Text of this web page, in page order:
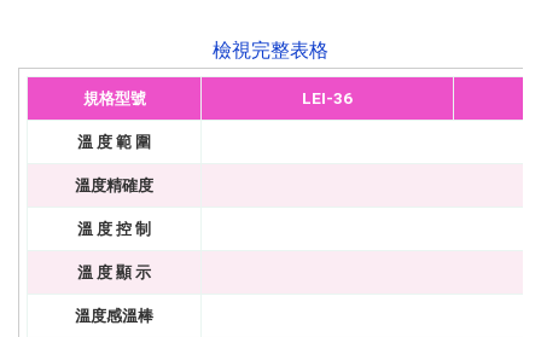
檢視完整表格
規格型號 LEI-36
溫 度 範 圍
溫度精確度
溫 度 控 制
溫 度 顯 示
溫度感溫棒